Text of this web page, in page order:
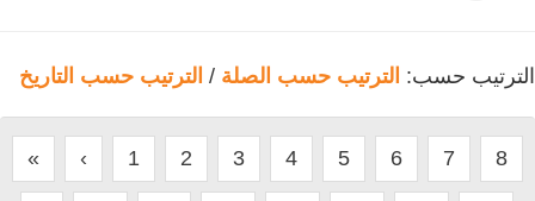
الترتيب حسب: الترتيب حسب الصلة / الترتيب حسب التاريخ
« ‹ 1 2 3 4 5 6 7 8